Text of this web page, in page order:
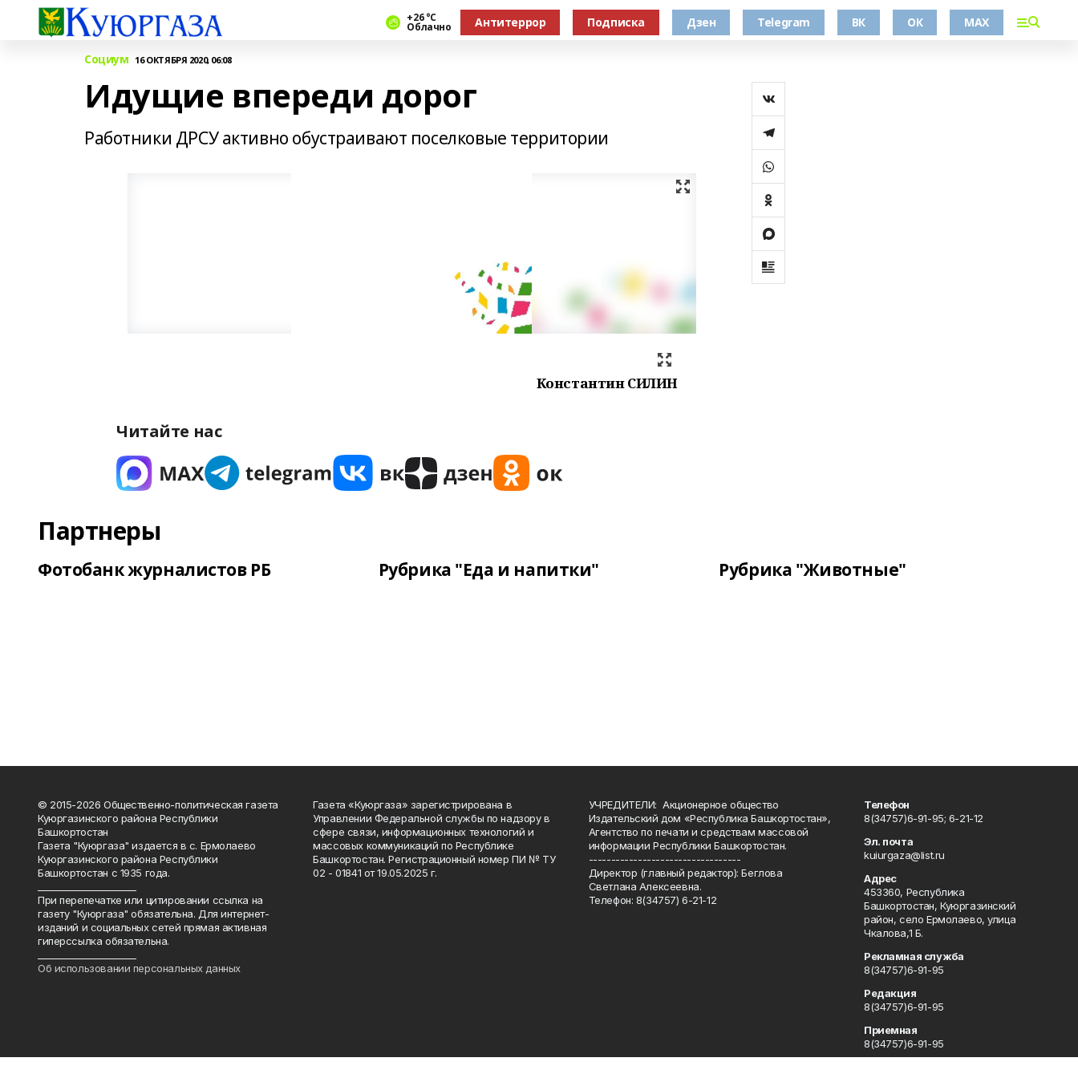
+26 °С
Облачно Антитеррор Подписка Дзен Telegram ВК ОК MAX
Социум 16 ОКТЯБРЯ 2020, 06:08
Идущие впереди дорог
Работники ДРСУ активно обустраивают поселковые территории
Константин СИЛИН
Читайте нас
Партнеры
Фотобанк журналистов РБ Рубрика "Еда и напитки" Рубрика "Животные"
© 2015-2026 Общественно-политическая газета
Куюргазинского района Республики
Башкортостан
Газета "Куюргаза" издается в с. Ермолаево
Куюргазинского района Республики
Башкортостан с 1935 года.
При перепечатке или цитировании ссылка на
газету "Куюргаза" обязательна. Для интернет-
изданий и социальных сетей прямая активная
гиперссылка обязательна.
Об использовании персональных данных
Газета «Куюргаза» зарегистрирована в
Управлении Федеральной службы по надзору в
сфере связи, информационных технологий и
массовых коммуникаций по Республике
Башкортостан. Регистрационный номер ПИ № ТУ
02 - 01841 от 19.05.2025 г.
УЧРЕДИТЕЛИ: Акционерное общество
Издательский дом «Республика Башкортостан»,
Агентство по печати и средствам массовой
информации Республики Башкортостан.
----------------------------------
Директор (главный редактор): Беглова
Светлана Алексеевна.
Телефон: 8(34757) 6-21-12
Телефон
8(34757)6-91-95; 6-21-12
Эл. почта
kuiurgaza@list.ru
Адрес
453360, Республика
Башкортостан, Куюргазинский
район, село Ермолаево, улица
Чкалова,1 Б.
Рекламная служба
8(34757)6-91-95
Редакция
8(34757)6-91-95
Приемная
8(34757)6-91-95